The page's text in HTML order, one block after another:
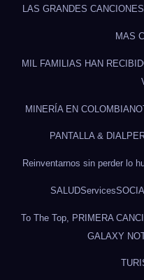
LAS GRANDES
MAS
MIL FAMILIAS HAN
MINERÍA EN COLOMBIA
PANTALLA & DIAL
Reinventarnos sin perder lo
SALUDServicesSOCIAL
To The Top, PRIMERA
GALAXY